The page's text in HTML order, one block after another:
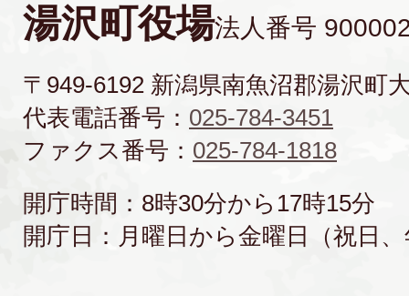
湯沢町役場法人番号
〒949-6192 新潟県南魚沼郡湯沢町
代表電話番号： 025-784-3451
ファクス番号： 025-784-1818
開庁時間：8時30分から17時15分
開庁日：月曜日から金曜日（祝日